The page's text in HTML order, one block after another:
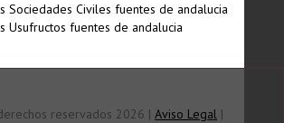
Sociedades Civiles fuentes de andalucia
Usufructos fuentes de andalucia
reservados 2026 | Aviso Legal |